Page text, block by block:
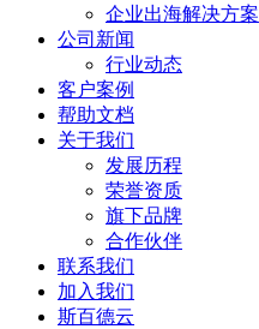
企业出海解决方案
公司新闻
行业动态
客户案例
帮助文档
关于我们
发展历程
荣誉资质
旗下品牌
合作伙伴
联系我们
加入我们
斯百德云